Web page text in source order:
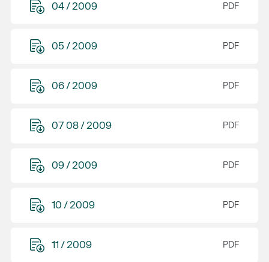
04 / 2009
05 / 2009
06 / 2009
07 08 / 2009
09 / 2009
10 / 2009
11 / 2009